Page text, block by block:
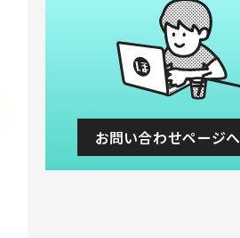
お問い合わせページへ